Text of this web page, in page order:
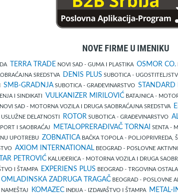
NOVE FIRME U IMENIKU
TERRA TRADE NOVI SAD - GUMA I PLASTIKA OSMOR CO.
SREDSTVA DENIS PLUS SUBOTICA -
SMB-GRADNJA SUBOTICA - GRAĐEVINARSTVO STANDARD
I SINDIKATI VULKANIZER MIRILOVIĆBATAJNICA -
NOVI SAD - MOTORNA VOZILA I DRUGA SAOBRAĆAJNA SREDSTVA
USLUŽNE DELATNOSTI ROTOR SUBOTICA - GRAĐEVINARSTVO
I SAOBRAĆAJ METALOPRERAĐIVAČ TORNAI SENTA -
UPOTREBU ZOBNATICABAČKA TOPOLA - POLJOPRIVREDA,
AXIOM INTERNATIONAL BEOGRAD - POSLOVNE
PETROVIĆKALUĐERICA - MOTORNA VOZILA I DRUGA
I ŠTAMPA EXPERIENS PLUS BEOGRAD - TRGOVINA OSTALA
OMLADINSKA ZADRUGA TRAGAČBEOGRAD - POSLOVNE
KOMAZECINĐIJA - IZDAVAŠTVO I ŠTAMPA METAL-